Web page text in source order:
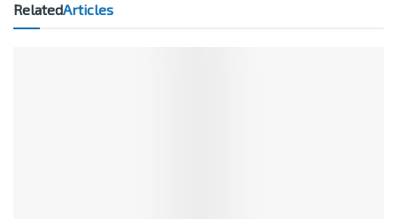
RelatedArticles